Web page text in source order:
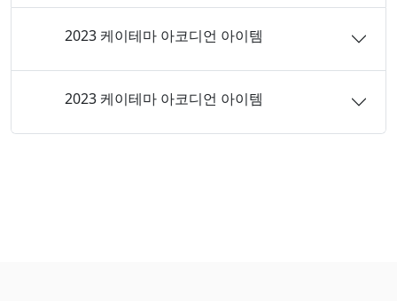
2023 케이테마 아코디언 아이템
2023 케이테마 아코디언 아이템